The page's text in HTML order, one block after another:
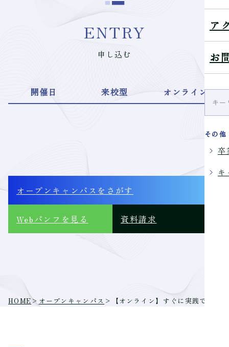
ア
お
その他
卒
キ
ENTRY
申し込む
開催日 来校型 オンライン
オープンキャンパス をさがす
Webパンフ を見る 資料請求
HOME> オープンキャンパス > 【オンライン】すぐに実践できる